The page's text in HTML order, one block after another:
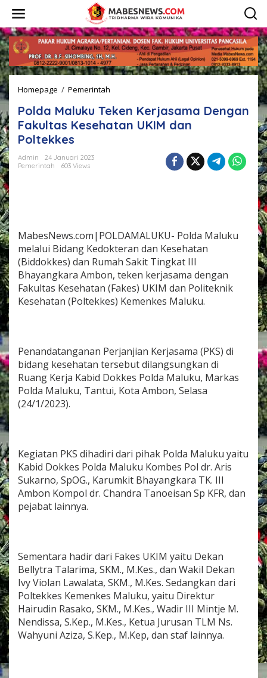
w
a
t
i
k
e
k
o
n
t
e
n
Homepage / Pemerintah
l
d
a
e
n
K
e
r
j
a
a
D
e
n
g
u
l
t
a
s
h
a
t
a
n
U
K
I
M
Polda Maluku Teken Kerjasama Dengan
Fakultas Kesehatan UKIM dan
Poltekkes
Admin
24 Januari 2023
Pemerintah
603 Views
MabesNews.com|POLDAMALUKU- Polda Maluku
melalui Bidang Kedokteran dan Kesehatan
(Biddokkes) dan Rumah Sakit Tingkat III
Bhayangkara Ambon, teken kerjasama dengan
Fakultas Kesehatan (Fakes) UKIM dan Politeknik
Kesehatan (Poltekkes) Kemenkes Maluku.
Penandatanganan Perjanjian Kerjasama (PKS) di
bidang kesehatan tersebut dilangsungkan di
Ruang Kerja Kabid Dokkes Polda Maluku, Markas
Polda Maluku, Tantui, Kota Ambon, Selasa
(24/1/2023).
Kegiatan PKS dihadiri dari pihak Polda Maluku yaitu
Kabid Dokkes Polda Maluku Kombes Pol dr. Aris
Sukarno, SpOG., Karumkit Bhayangkara TK. III
Ambon Kompol dr. Chandra Tanoeisan Sp KFR, dan
pejabat lainnya.
Sementara hadir dari Fakes UKIM yaitu Dekan
Bellytra Talarima, SKM., M.Kes., dan Wakil Dekan
Ivy Violan Lawalata, SKM., M.Kes. Sedangkan dari
Poltekkes Kemenkes Maluku, yaitu Direktur
Hairudin Rasako, SKM., M.Kes., Wadir III Mintje M.
Nendissa, S.Kep., M.Kes., Ketua Jurusan TLM Ns.
Wahyuni Aziza, S.Kep., M.Kep, dan staf lainnya.